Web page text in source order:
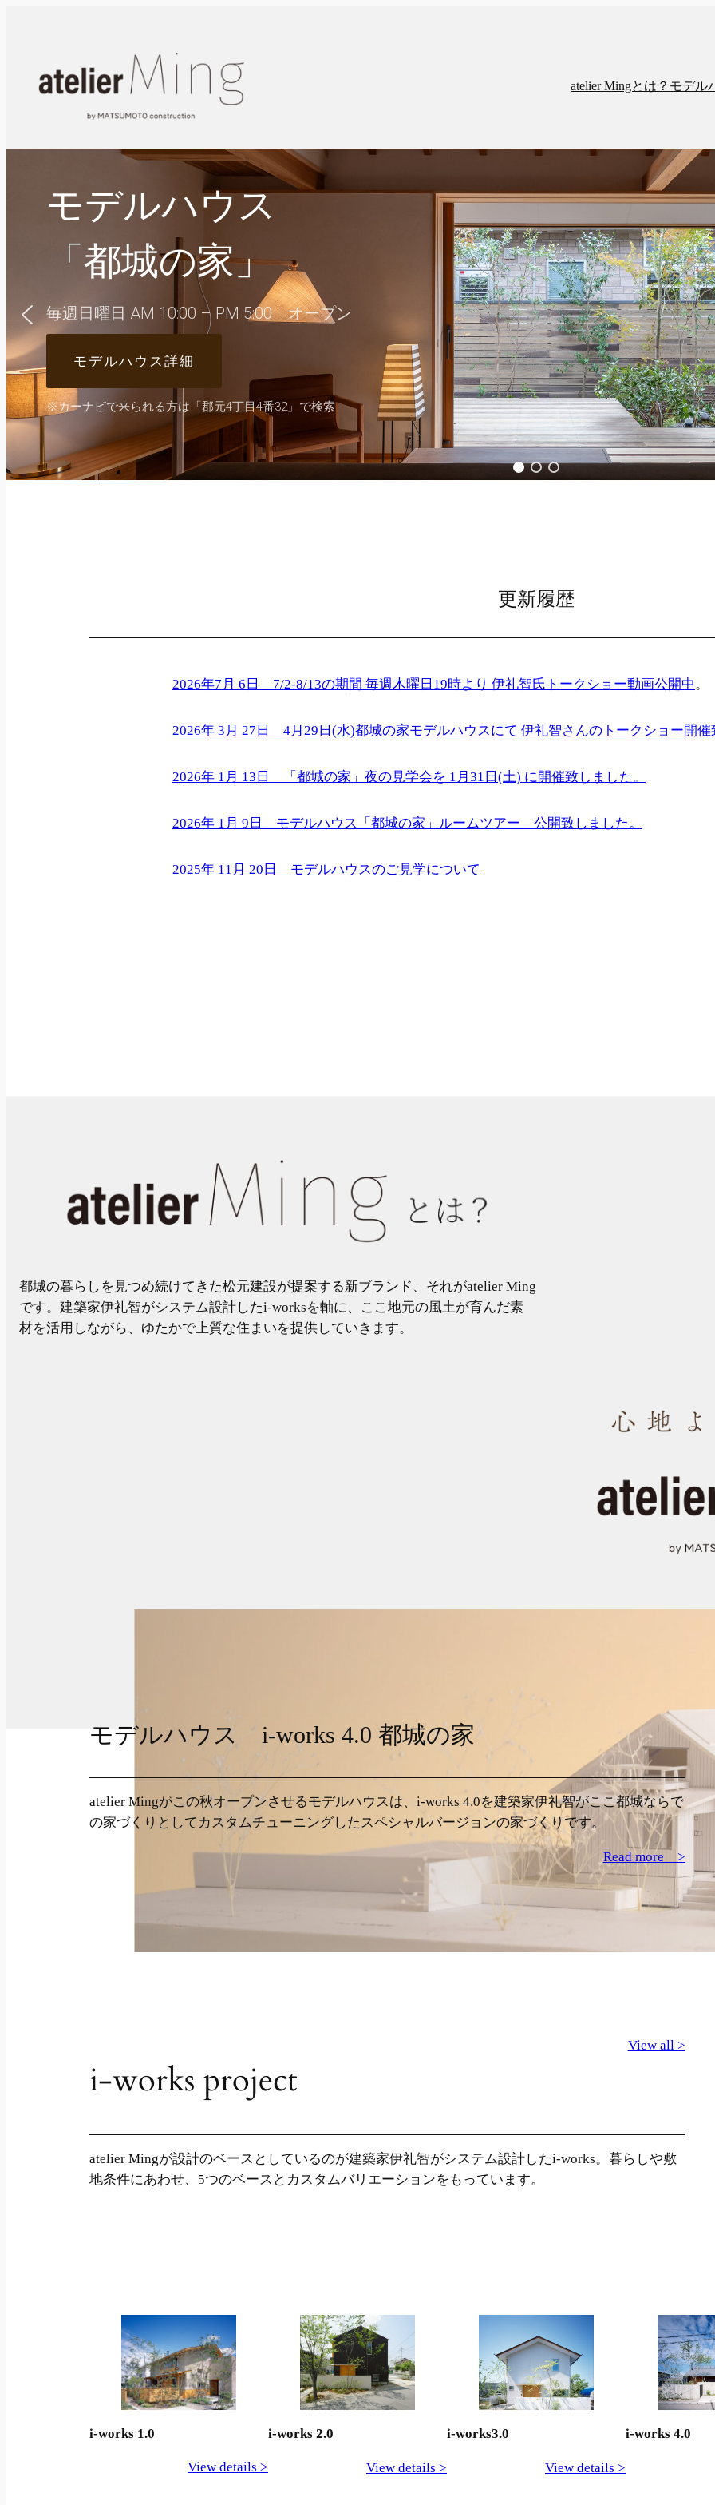
atelier Mingとは？ モデル
モデルハウス
「都城の家」
毎週日曜日 AM 10:00 – PM 5:00 オープン
モデルハウス詳細
※カーナビで来られる方は「郡元4丁目4番32」で検索
更新履歴
2026年7月 6日 7/2-8/13の期間 毎週木曜日19時より 伊礼智氏トークショー動画公開中 。
2026年 3月 27日 4月29日(水)都城の家モデルハウスにて 伊礼智さんのトークショー開催
2026年 1月 13日 「都城の家」夜の見学会を 1月31日(土) に開催致しました。
2026年 1月 9日 モデルハウス「都城の家」ルームツアー 公開致しました。
2025年 11月 20日 モデルハウスのご見学について
都城の暮らしを見つめ続けてきた松元建設が提案する新ブランド、それがatelier Ming
です。建築家伊礼智がシステム設計したi-worksを軸に、ここ地元の風土が育んだ素
材を活用しながら、ゆたかで上質な住まいを提供していきます。
モデルハウス i-works 4.0 都城の家
atelier Mingがこの秋オープンさせるモデルハウスは、i-works 4.0を建築家伊礼智がここ都城ならで
の家づくりとしてカスタムチューニングしたスペシャルバージョンの家づくりです。
Read more >
i-works project
View all >
atelier Mingが設計のベースとしているのが建築家伊礼智がシステム設計したi-works。暮らしや敷
地条件にあわせ、5つのベースとカスタムバリエーションをもっています。
i-works 1.0
View details >
i-works 2.0
View details >
i-works3.0
View details >
i-works 4.0